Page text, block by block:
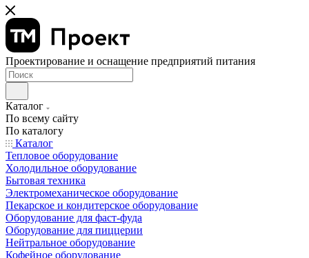
Проектирование и оснащение предприятий питания
Каталог
По всему сайту
По каталогу
Каталог
Тепловое оборудование
Холодильное оборудование
Бытовая техника
Электромеханическое оборудование
Пекарское и кондитерское оборудование
Оборудование для фаст-фуда
Оборудование для пиццерии
Нейтральное оборудование
Кофейное оборудование